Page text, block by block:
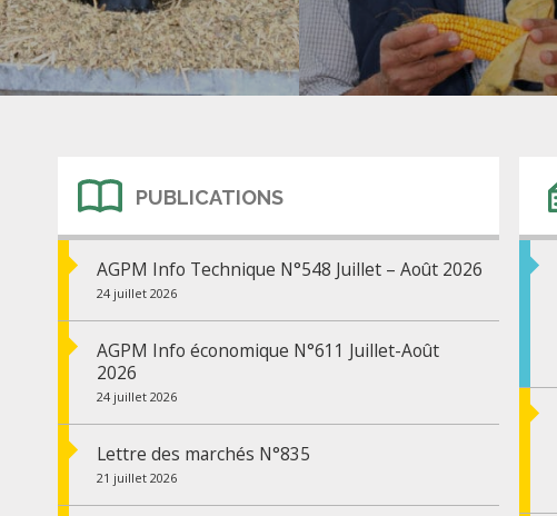
PUBLICATIONS
AGPM Info Technique N°548 Juillet – Août 2026
24 juillet 2026
AGPM Info économique N°611 Juillet-Août
2026
24 juillet 2026
Lettre des marchés N°835
21 juillet 2026